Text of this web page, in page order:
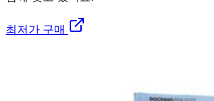
최저가 구매